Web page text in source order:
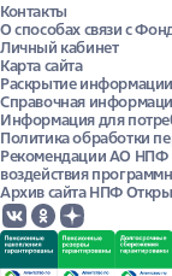
Контакты
О способах связи с
Личный кабинет
Карта сайта
Раскрытие информации
Справочная
Информация для
Политика обработки
Рекомендации АО НПФ
воздействия
Архив сайта НПФ